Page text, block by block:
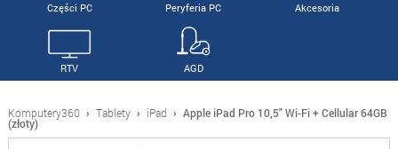
Części PC Peryferia PC Akcesoria
RTV AGD
Komputery360 › Tablety › iPad › Apple iPad Pro 10,5" Wi-Fi + Cellular 64GB
(złoty)